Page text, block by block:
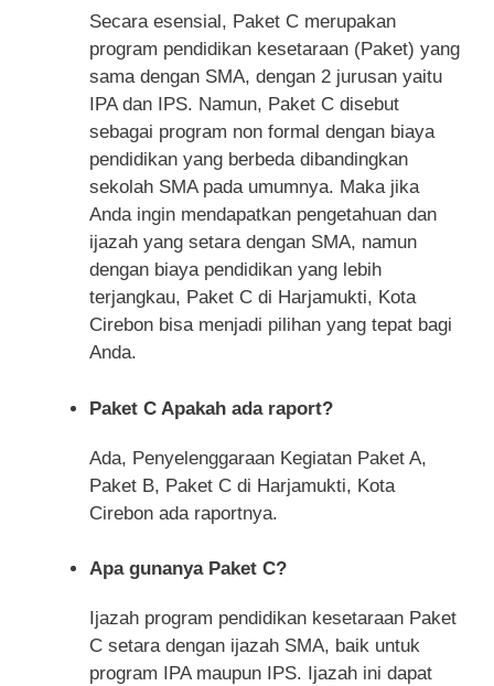
Secara esensial, Paket C merupakan
program pendidikan kesetaraan (Paket) yang
sama dengan SMA, dengan 2 jurusan yaitu
IPA dan IPS. Namun, Paket C disebut
sebagai program non formal dengan biaya
pendidikan yang berbeda dibandingkan
sekolah SMA pada umumnya. Maka jika
Anda ingin mendapatkan pengetahuan dan
ijazah yang setara dengan SMA, namun
dengan biaya pendidikan yang lebih
terjangkau, Paket C di Harjamukti, Kota
Cirebon bisa menjadi pilihan yang tepat bagi
Anda.
Paket C Apakah ada raport?
Ada, Penyelenggaraan Kegiatan Paket A,
Paket B, Paket C di Harjamukti, Kota
Cirebon ada raportnya.
Apa gunanya Paket C?
Ijazah program pendidikan kesetaraan Paket
C setara dengan ijazah SMA, baik untuk
program IPA maupun IPS. Ijazah ini dapat